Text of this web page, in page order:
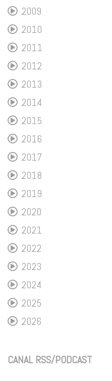
2009
2010
2011
2012
2013
2014
2015
2016
2017
2018
2019
2020
2021
2022
2023
2024
2025
2026
CANAL RSS/PODCAST